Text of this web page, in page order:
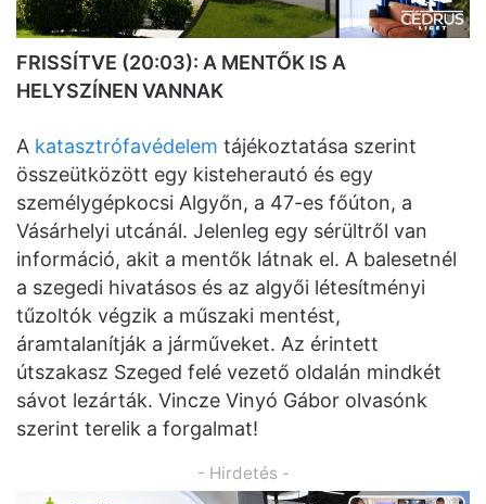
FRISSÍTVE (20:03): A MENTŐK IS A
HELYSZÍNEN VANNAK
A katasztrófavédelem tájékoztatása szerint
összeütközött egy kisteherautó és egy
személygépkocsi Algyőn, a 47-es főúton, a
Vásárhelyi utcánál. Jelenleg egy sérültről van
információ, akit a mentők látnak el. A balesetnél
a szegedi hivatásos és az algyői létesítményi
tűzoltók végzik a műszaki mentést,
áramtalanítják a járműveket. Az érintett
útszakasz Szeged felé vezető oldalán mindkét
sávot lezárták. Vincze Vinyó Gábor olvasónk
szerint terelik a forgalmat!
- Hirdetés -